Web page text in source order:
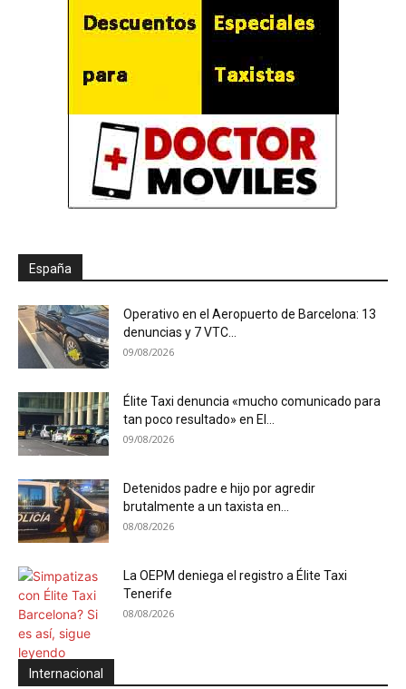
España
Operativo en el Aeropuerto de Barcelona: 13
denuncias y 7 VTC...
09/08/2026
Élite Taxi denuncia «mucho comunicado para
tan poco resultado» en El...
09/08/2026
Detenidos padre e hijo por agredir
brutalmente a un taxista en...
08/08/2026
La OEPM deniega el registro a Élite Taxi
Tenerife
08/08/2026
Internacional